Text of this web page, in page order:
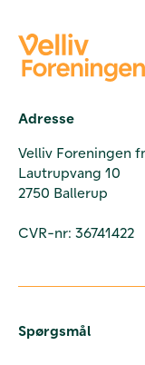
Adresse
Velliv Foreningen
Lautrupvang 10
2750 Ballerup
CVR-nr: 36741422
Spørgsmål